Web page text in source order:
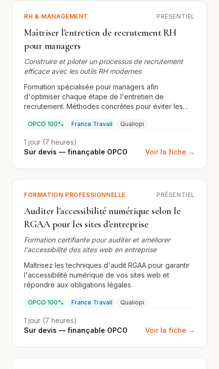
RH & MANAGEMENT PRÉSENTIEL
Maîtriser l'entretien de recrutement RH
pour managers
Construire et piloter un processus de recrutement
efficace avec les outils RH modernes
Formation spécialisée pour managers afin
d'optimiser chaque étape de l'entretien de
recrutement. Méthodes concrètes pour éviter les
OPCO 100% France Travail Qualiopi
1 jour (7 heures)
Sur devis — finançable OPCO
Voir la fiche →
FORMATION PROFESSIONNELLE PRÉSENTIEL
Auditer l'accessibilité numérique selon le
RGAA pour les sites d'entreprise
Formation certifiante pour auditer et améliorer
l'accessibilité des sites web en entreprise
Maîtrisez les techniques d'audit RGAA pour garantir
l'accessibilité numérique de vos sites web et
répondre aux obligations légales.
OPCO 100% France Travail Qualiopi
1 jour (7 heures)
Sur devis — finançable OPCO
Voir la fiche →